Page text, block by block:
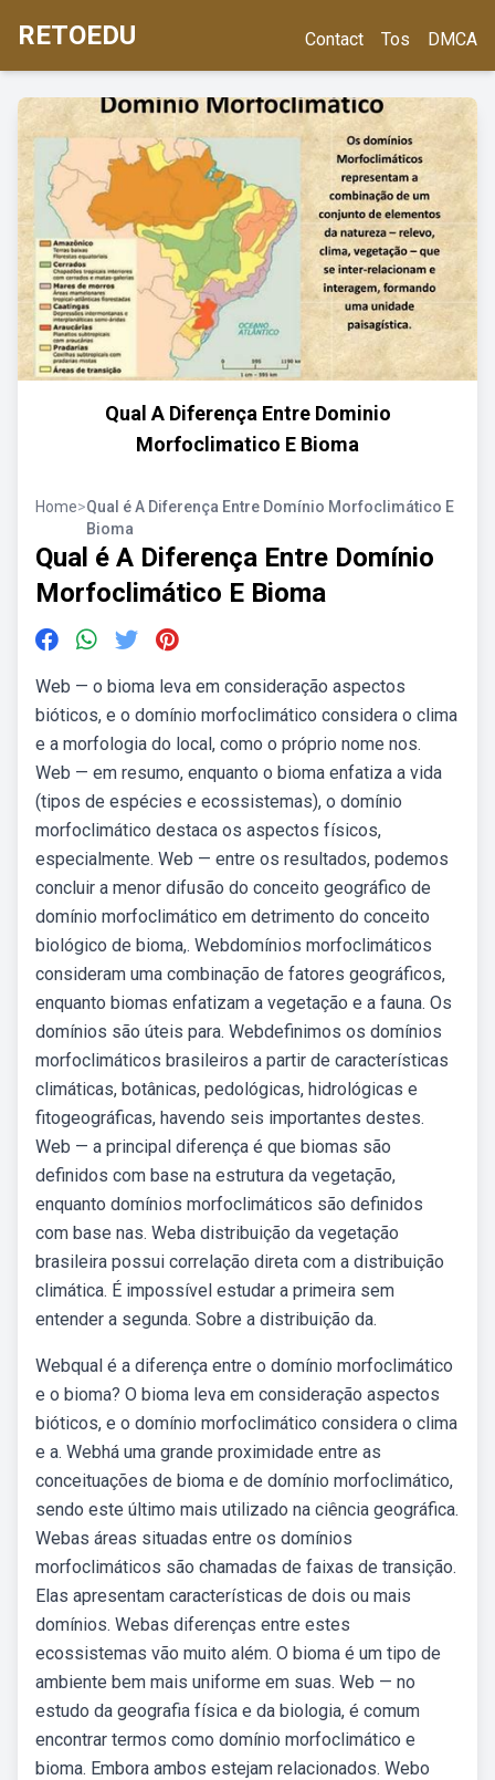
RETOEDU Contact Tos DMCA
Qual A Diferença Entre Dominio
Morfoclimatico E Bioma
Home>Qual é A Diferença Entre Domínio Morfoclimático E
Bioma
Qual é A Diferença Entre Domínio
Morfoclimático E Bioma
Web — o bioma leva em consideração aspectos
bióticos, e o domínio morfoclimático considera o clima
e a morfologia do local, como o próprio nome nos.
Web — em resumo, enquanto o bioma enfatiza a vida
(tipos de espécies e ecossistemas), o domínio
morfoclimático destaca os aspectos físicos,
especialmente. Web — entre os resultados, podemos
concluir a menor difusão do conceito geográfico de
domínio morfoclimático em detrimento do conceito
biológico de bioma,. Webdomínios morfoclimáticos
consideram uma combinação de fatores geográficos,
enquanto biomas enfatizam a vegetação e a fauna. Os
domínios são úteis para. Webdefinimos os domínios
morfoclimáticos brasileiros a partir de características
climáticas, botânicas, pedológicas, hidrológicas e
fitogeográficas, havendo seis importantes destes.
Web — a principal diferença é que biomas são
definidos com base na estrutura da vegetação,
enquanto domínios morfoclimáticos são definidos
com base nas. Weba distribuição da vegetação
brasileira possui correlação direta com a distribuição
climática. É impossível estudar a primeira sem
entender a segunda. Sobre a distribuição da.
Webqual é a diferença entre o domínio morfoclimático
e o bioma? O bioma leva em consideração aspectos
bióticos, e o domínio morfoclimático considera o clima
e a. Webhá uma grande proximidade entre as
conceituações de bioma e de domínio morfoclimático,
sendo este último mais utilizado na ciência geográfica.
Webas áreas situadas entre os domínios
morfoclimáticos são chamadas de faixas de transição.
Elas apresentam características de dois ou mais
domínios. Webas diferenças entre estes
ecossistemas vão muito além. O bioma é um tipo de
ambiente bem mais uniforme em suas. Web — no
estudo da geografia física e da biologia, é comum
encontrar termos como domínio morfoclimático e
bioma. Embora ambos estejam relacionados. Webo